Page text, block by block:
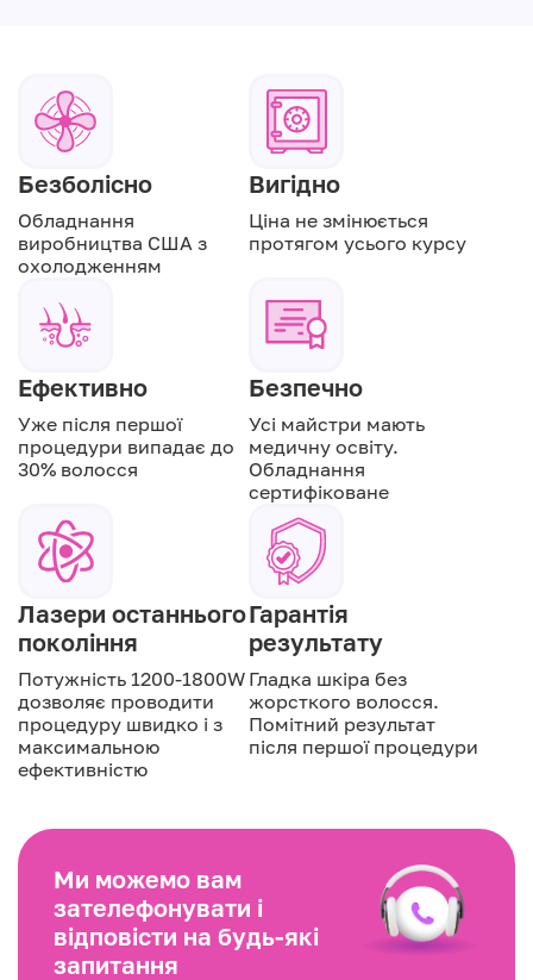
Безболісно
Обладнання
виробництва США з
охолодженням
Вигідно
Ціна не змінюється
протягом усього курсу
Ефективно
Уже після першої
процедури випадає до
30% волосся
Безпечно
Усі майстри мають
медичну освіту.
Обладнання
сертифіковане
Лазери останнього
покоління
Потужність 1200-1800W
дозволяє проводити
процедуру швидко і з
максимальною
ефективністю
Гарантія
результату
Гладка шкіра без
жорсткого волосся.
Помітний результат
після першої процедури
Ми можемо вам
зателефонувати і
відповісти на будь-які
запитання